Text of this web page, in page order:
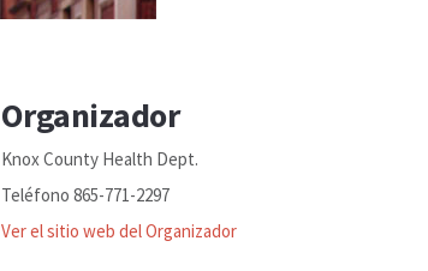
Organizador
Knox County Health Dept.
Teléfono 865-771-2297
Ver el sitio web del Organizador